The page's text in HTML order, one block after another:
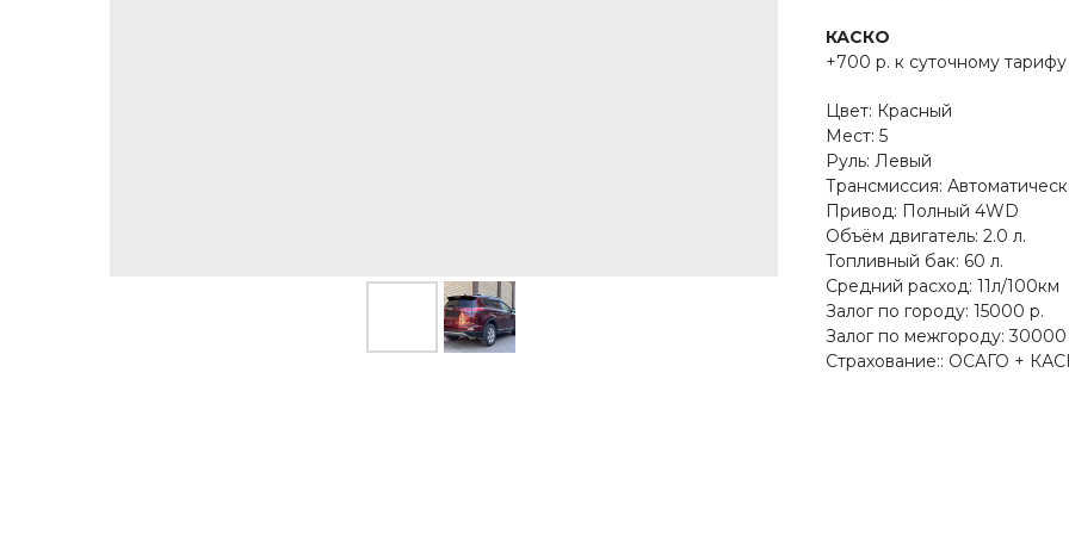
КАСКО
+700 р. к суточному тарифу
Цвет: Красный
Мест: 5
Руль: Левый
Трансмиссия:
Привод: Полный 4WD
Объём двигатель: 2.0 л.
Топливный бак: 60 л.
Средний расход: 11л/100км
Залог по городу: 15000 р.
Залог по межгороду: 30000
Страхование:: ОСАГО +